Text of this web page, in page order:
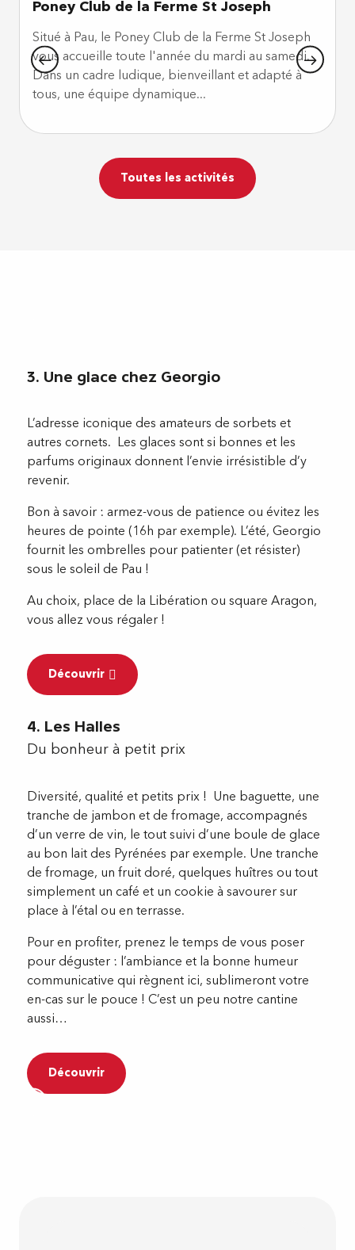
Poney Club de la Ferme St Joseph
Situé à Pau, le Poney Club de la Ferme St Joseph
vous accueille toute l'année du mardi au samedi.
Dans un cadre ludique, bienveillant et adapté à
tous, une équipe dynamique...
Toutes les activités
3. Une glace chez Georgio
L’adresse iconique des amateurs de sorbets et
autres cornets. Les glaces sont si bonnes et les
parfums originaux donnent l’envie irrésistible d’y
revenir.
Bon à savoir : armez-vous de patience ou évitez les
heures de pointe (16h par exemple). L’été, Georgio
fournit les ombrelles pour patienter (et résister)
sous le soleil de Pau !
Au choix, place de la Libération ou square Aragon,
vous allez vous régaler !
Découvrir
4. Les Halles
Du bonheur à petit prix
Diversité, qualité et petits prix ! Une baguette, une
tranche de jambon et de fromage, accompagnés
d’un verre de vin, le tout suivi d’une boule de glace
au bon lait des Pyrénées par exemple. Une tranche
de fromage, un fruit doré, quelques huîtres ou tout
simplement un café et un cookie à savourer sur
place à l’étal ou en terrasse.
Pour en profiter, prenez le temps de vous poser
pour déguster : l’ambiance et la bonne humeur
communicative qui règnent ici, sublimeront votre
en-cas sur le pouce ! C’est un peu notre cantine
aussi…
Découvrir